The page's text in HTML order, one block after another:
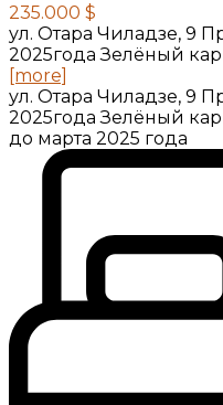
235.000 $
ул. Отара Чиладзе, 9
2025года Зелёный
[more]
ул. Отара Чиладзе, 9
2025года Зелёный
до марта 2025 года